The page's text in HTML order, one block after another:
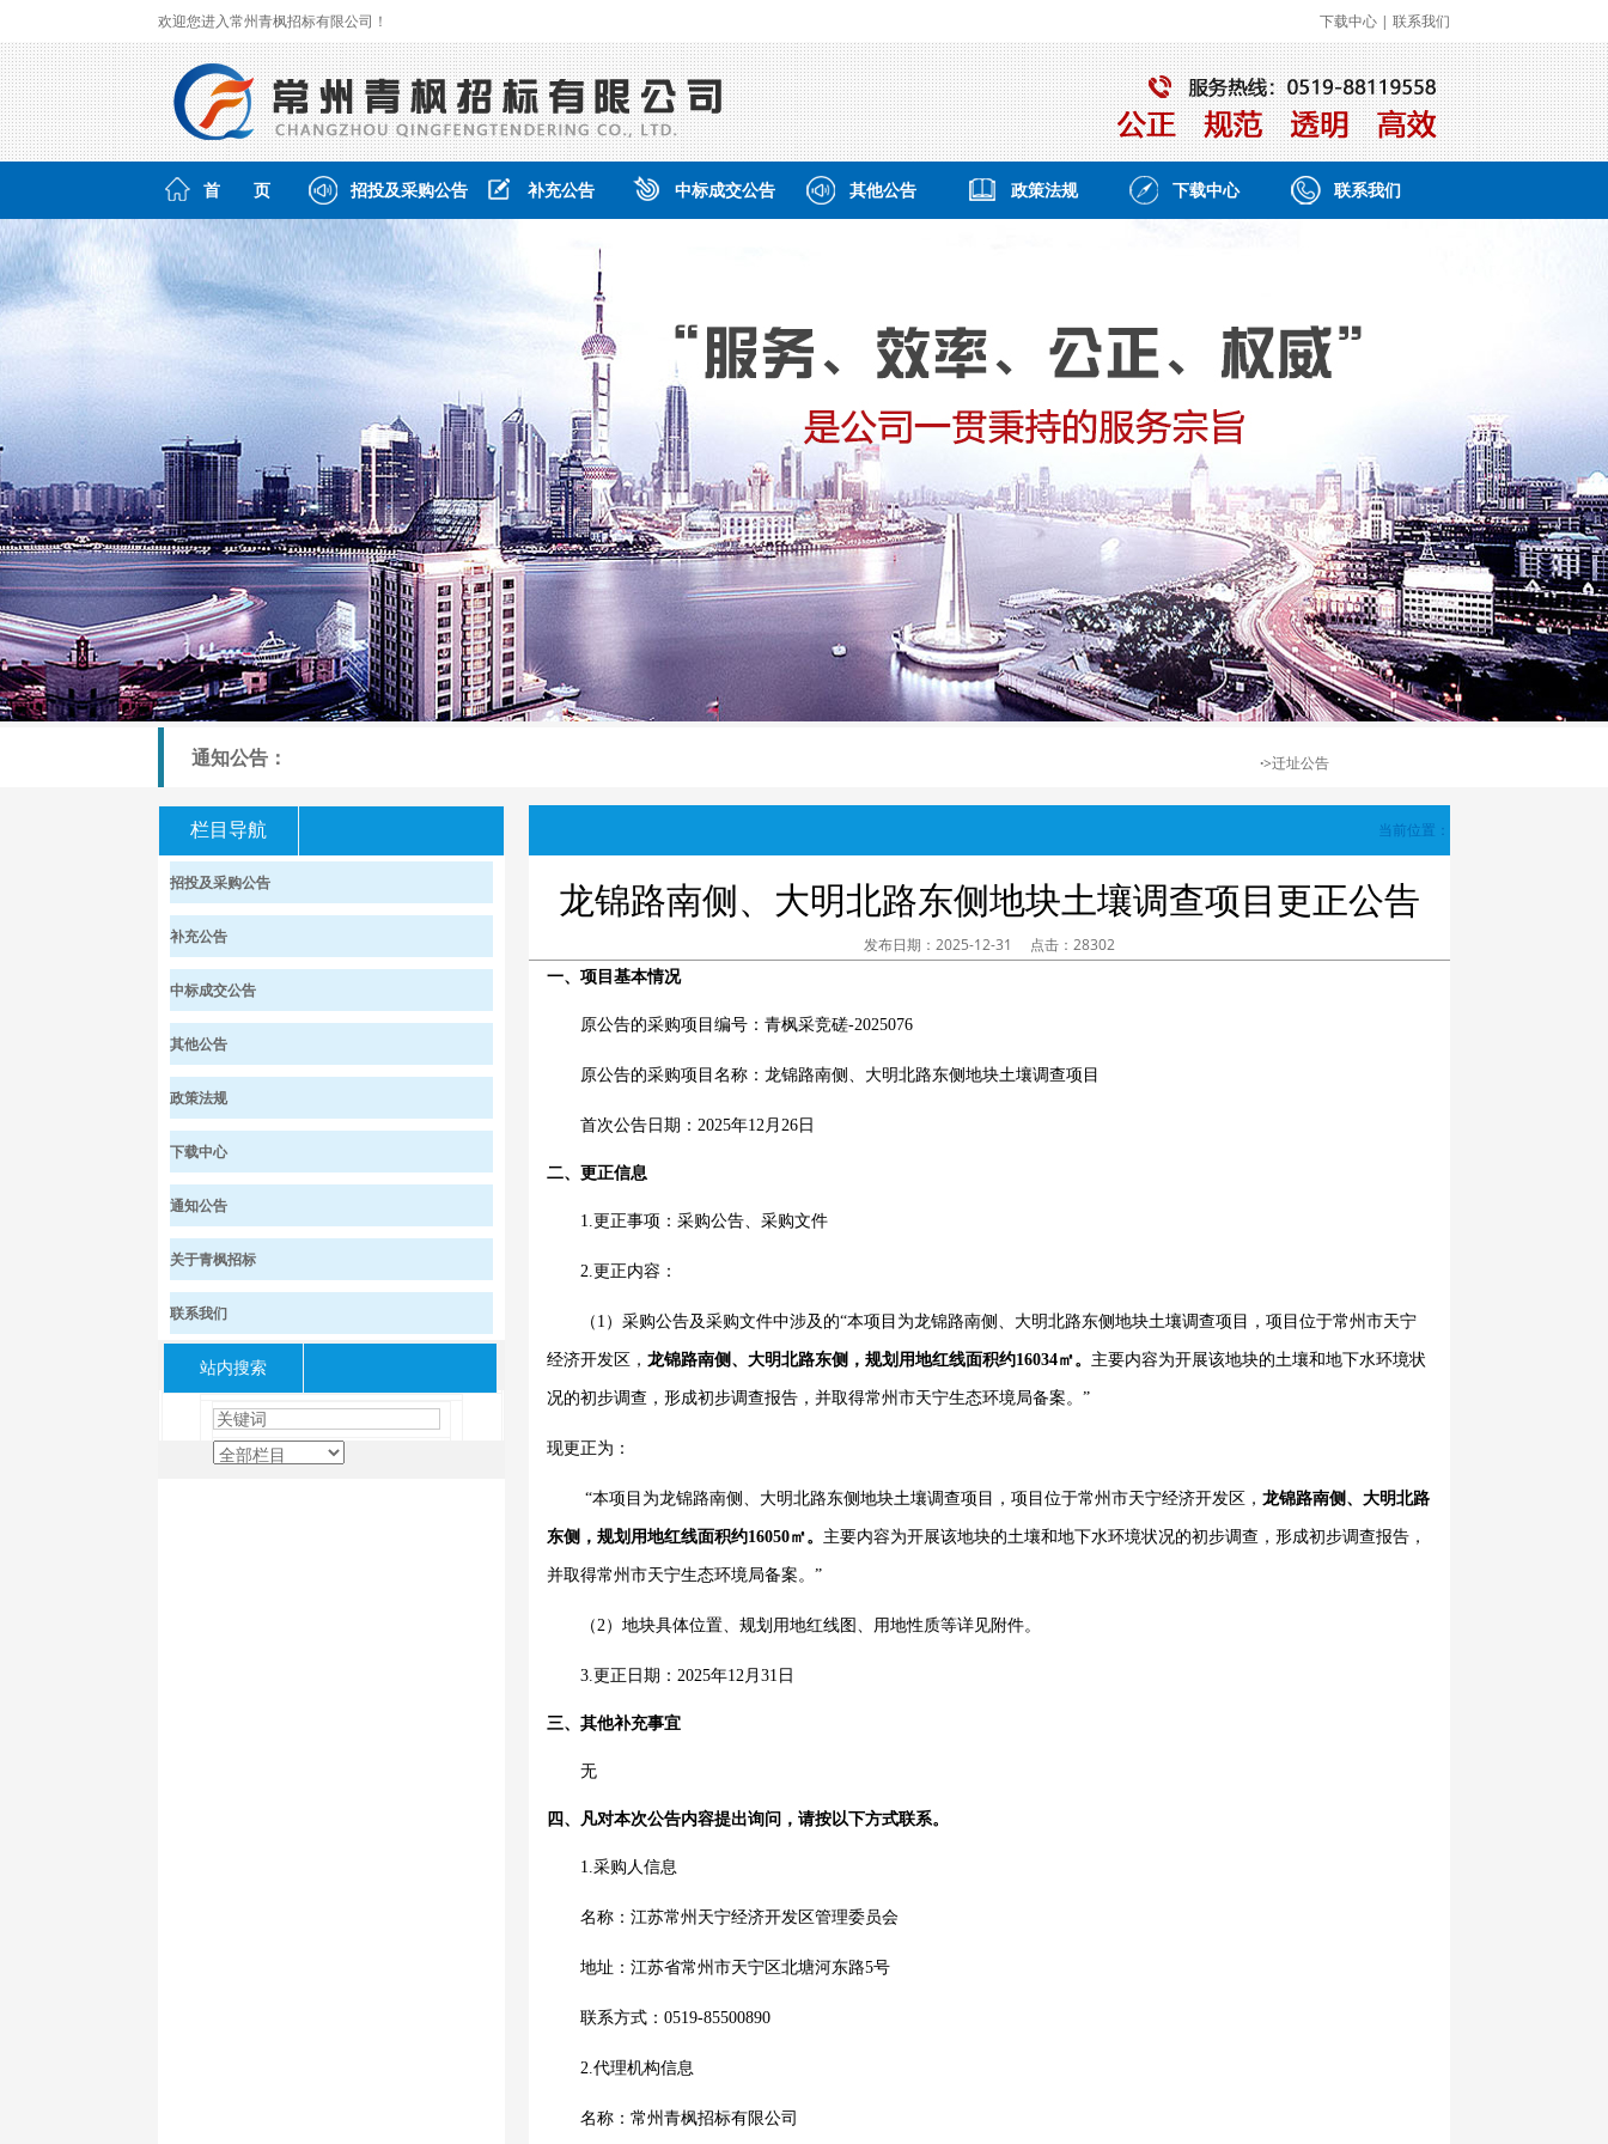
欢迎您进入常州青枫招标有限公司！ 下载中心 | 联系我们
首 页 招投及采购公告 补充公告 中标成交公告 其他公告 政策法规 下载中心 联系我们
通知公告： >迁址公告
栏目导航
招投及采购公告
补充公告
中标成交公告
其他公告
政策法规
下载中心
通知公告
关于青枫招标
联系我们
站内搜索
当前位置：
龙锦路南侧、大明北路东侧地块土壤调查项目更正公告
发布日期：2025-12-31 点击：28302
一、项目基本情况
原公告的采购项目编号： 青枫采竞磋-2025076
原公告的采购项目名称： 龙锦路南侧、大明北路东侧地块土壤调查项目
首次公告日期： 2025年12月 26 日
二、更正信息
1.更正事项： 采购公告、 采购文件
2.更正内容：
（ 1） 采购公告及采购文件中涉及的“本项目为龙锦路南侧、大明北路东侧地块土壤调查项目，项目位于常州市天宁
经济开发区， 龙锦路南侧、大明北路东侧，规划用地红线面积约16034㎡。 主要内容为开展该地块的土壤和地下水环境状
况的初步调查，形成初步调查报告，并取得常州市天宁生态环境局备案。 ”
现更正为：
“本项目为龙锦路南侧、大明北路东侧地块土壤调查项目，项目位于常州市天宁经济开发区， 龙锦路南侧、大明北路
东侧，规划用地红线面积约16050㎡。 主要内容为开展该地块的土壤和地下水环境状况的初步调查，形成初步调查报告，
并取得常州市天宁生态环境局备案。 ”
（2）地块具体位置、规划用地红线图、用地性质等详见附件。
3.更正日期：2025年12月31日
三、其他补充事宜
无
四、凡对本次公告内容提出询问，请按以下方式联系。
1.采购人信息
名称：江苏常州天宁经济开发区管理委员会
地址：江苏省常州市天宁区北塘河东路5号
联系方式： 0519-85500890
2.代理机构信息
名称：常州青枫招标有限公司